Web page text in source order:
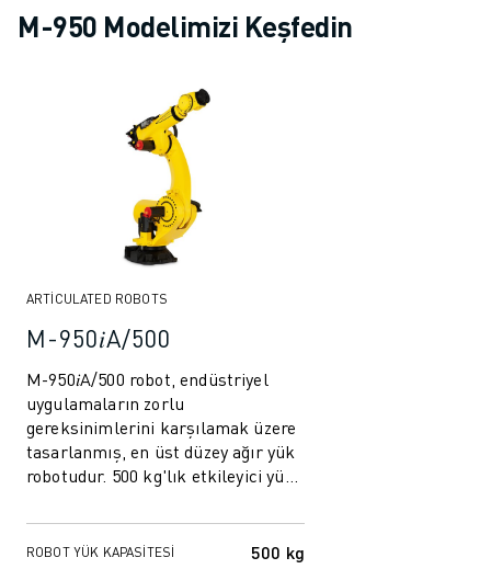
TÜM SEKTÖRLER
HAVACILIK
YIYECEK VE IÇECEK
DEPOLAMA, LOJISTIK, SEVKIYAT
TÜM UYGULAMALAR
5 EKSEN IŞLEME
BIRLEŞTIRME
CNC TAŞLAMA
CNC FREZELEME
CNC TORNA
ENJEKSIYON
MAKINE BESLEME
M-950 Modelimizi Keşfedin
ARTICULATED ROBOTS
M-950𝑖A/500
M-950𝑖A/500 robot, endüstriyel
uygulamaların zorlu
gereksinimlerini karşılamak üzere
tasarlanmış, en üst düzey ağır yük
robotudur. 500 kg'lık etkileyici yük
erişim ...
ROBOT YÜK KAPASITESI 500 kg